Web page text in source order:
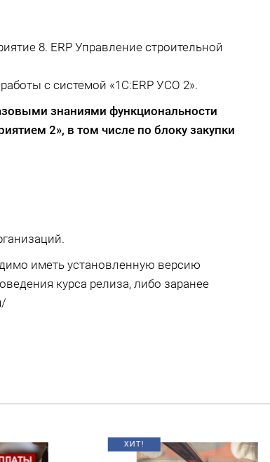
8. ERP Управление строительной
с системой «1С:ERP УСО 2».
знаниями функциональности
2», в том числе по блоку закупки
иметь установленную версию
курса релиза, либо заранее